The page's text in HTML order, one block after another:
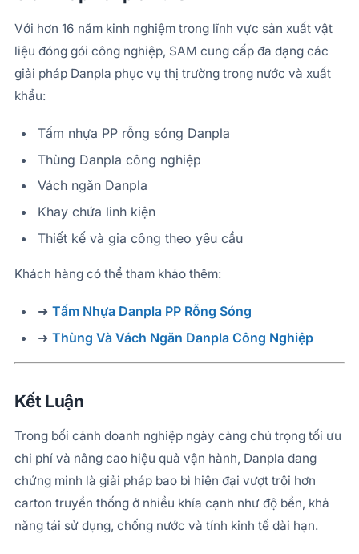
Với hơn 16 năm kinh nghiệm trong lĩnh vực sản xuất vật
liệu đóng gói công nghiệp, SAM cung cấp đa dạng các
giải pháp Danpla phục vụ thị trường trong nước và xuất
khẩu:
Tấm nhựa PP rỗng sóng Danpla
Thùng Danpla công nghiệp
Vách ngăn Danpla
Khay chứa linh kiện
Thiết kế và gia công theo yêu cầu
Khách hàng có thể tham khảo thêm:
➜ Tấm Nhựa Danpla PP Rỗng Sóng
➜ Thùng Và Vách Ngăn Danpla Công Nghiệp
Kết Luận
Trong bối cảnh doanh nghiệp ngày càng chú trọng tối ưu
chi phí và nâng cao hiệu quả vận hành, Danpla đang
chứng minh là giải pháp bao bì hiện đại vượt trội hơn
carton truyền thống ở nhiều khía cạnh như độ bền, khả
năng tái sử dụng, chống nước và tính kinh tế dài hạn.